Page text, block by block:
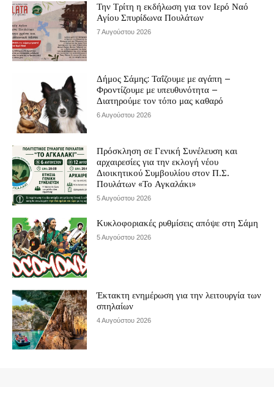
Την Τρίτη η εκδήλωση για τον Ιερό Ναό
Αγίου Σπυρίδωνα Πουλάτων
7 Αυγούστου 2026
Δήμος Σάμης: Ταΐζουμε με αγάπη –
Φροντίζουμε με υπευθυνότητα –
Διατηρούμε τον τόπο μας καθαρό
6 Αυγούστου 2026
Πρόσκληση σε Γενική Συνέλευση και
αρχαιρεσίες για την εκλογή νέου
Διοικητικού Συμβουλίου στον Π.Σ.
Πουλάτων «Το Αγκαλάκι»
5 Αυγούστου 2026
Κυκλοφοριακές ρυθμίσεις απόψε στη Σάμη
5 Αυγούστου 2026
Έκτακτη ενημέρωση για την λειτουργία των
σπηλαίων
4 Αυγούστου 2026